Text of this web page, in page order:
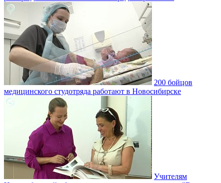
200 бойцов
медицинского студотряда работают в Новосибирске
Учителям